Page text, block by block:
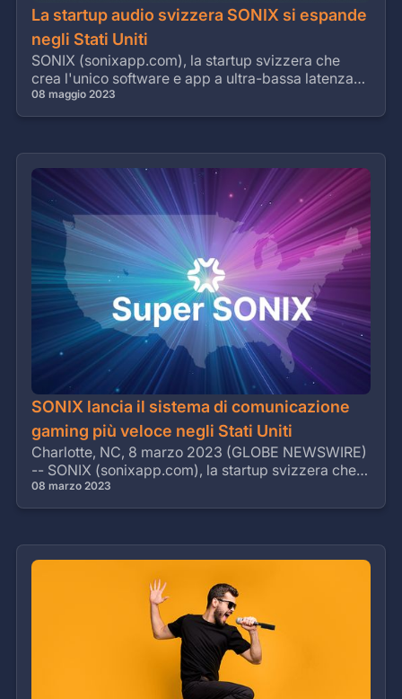
La startup audio svizzera SONIX si espande
negli Stati Uniti
SONIX (sonixapp.com), la startup svizzera che
crea l'unico software e app a ultra-bassa latenza
che soddisfa le esigenze dei giocatori
professionisti, ha annunciato
08 maggio 2023
SONIX lancia il sistema di comunicazione
gaming più veloce negli Stati Uniti
Charlotte, NC, 8 marzo 2023 (GLOBE NEWSWIRE)
-- SONIX (sonixapp.com), la startup svizzera che
crea l'unico software e app a ultra-bassa latenza
08 marzo 2023